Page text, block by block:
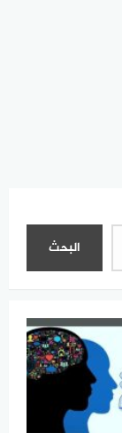
البحث